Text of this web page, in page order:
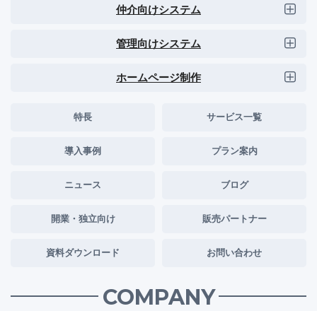
仲介向けシステム
管理向けシステム
ホームページ制作
特長 サービス一覧
導入事例 プラン案内
ニュース ブログ
開業・独立向け 販売パートナー
資料ダウンロード お問い合わせ
COMPANY